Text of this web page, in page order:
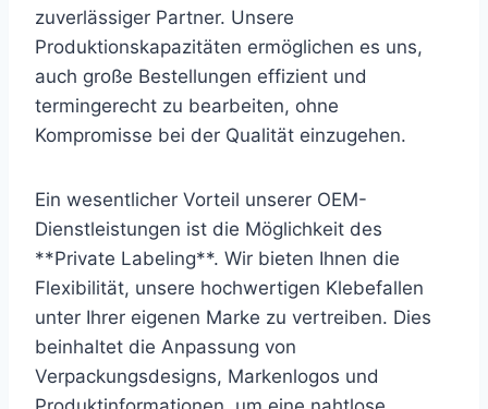
zuverlässiger Partner. Unsere
Produktionskapazitäten ermöglichen es uns,
auch große Bestellungen effizient und
termingerecht zu bearbeiten, ohne
Kompromisse bei der Qualität einzugehen.
Ein wesentlicher Vorteil unserer OEM-
Dienstleistungen ist die Möglichkeit des
**Private Labeling**. Wir bieten Ihnen die
Flexibilität, unsere hochwertigen Klebefallen
unter Ihrer eigenen Marke zu vertreiben. Dies
beinhaltet die Anpassung von
Verpackungsdesigns, Markenlogos und